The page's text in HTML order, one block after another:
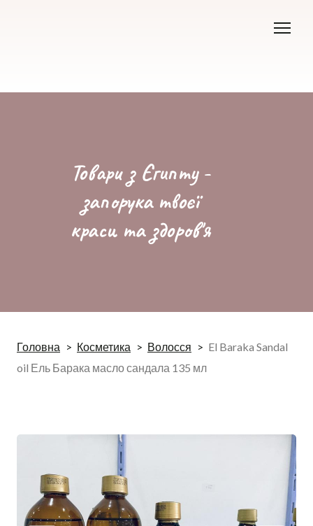
Товари з Єгипту -
запорука твоєї
краси та здоров'я
Головна Косметика Волосся
El Baraka Sandal
oil Ель Барака масло сандала 135 мл